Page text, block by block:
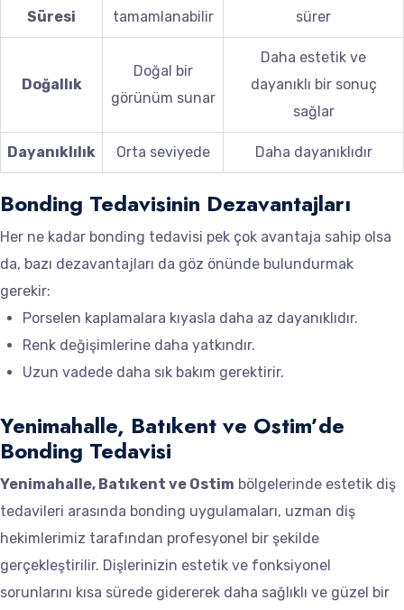
Süresi
tamamlanabilir
sürer
Doğallık
Doğal bir
görünüm sunar
Daha estetik ve
dayanıklı bir sonuç
sağlar
Dayanıklılık Orta seviyede Daha dayanıklıdır
Bonding Tedavisinin Dezavantajları
Her ne kadar bonding tedavisi pek çok avantaja sahip olsa
da, bazı dezavantajları da göz önünde bulundurmak
gerekir:
Porselen kaplamalara kıyasla daha az dayanıklıdır.
Renk değişimlerine daha yatkındır.
Uzun vadede daha sık bakım gerektirir.
Yenimahalle, Batıkent ve Ostim’de
Bonding Tedavisi
Yenimahalle, Batıkent ve Ostim bölgelerinde estetik diş
tedavileri arasında bonding uygulamaları, uzman diş
hekimlerimiz tarafından profesyonel bir şekilde
gerçekleştirilir. Dişlerinizin estetik ve fonksiyonel
sorunlarını kısa sürede gidererek daha sağlıklı ve güzel bir